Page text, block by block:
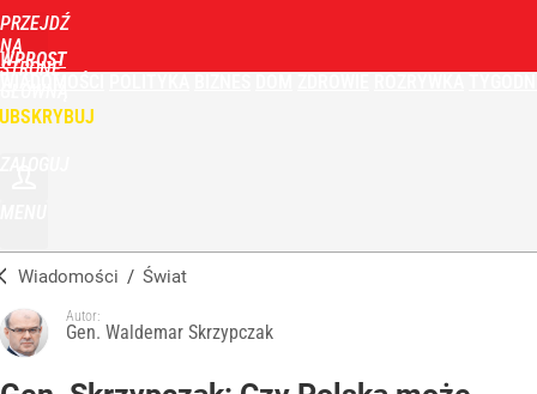
PRZEJDŹ
NA
STRONĘ
WPROST
Wiadomości / Świat
Autor:
Gen. Waldemar Skrzypczak